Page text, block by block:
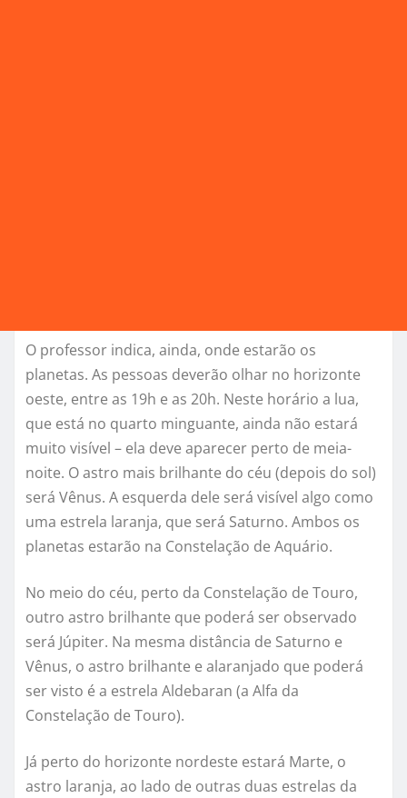
O professor indica, ainda, onde estarão os
planetas. As pessoas deverão olhar no horizonte
oeste, entre as 19h e as 20h. Neste horário a lua,
que está no quarto minguante, ainda não estará
muito visível – ela deve aparecer perto de meia-
noite. O astro mais brilhante do céu (depois do sol)
será Vênus. A esquerda dele será visível algo como
uma estrela laranja, que será Saturno. Ambos os
planetas estarão na Constelação de Aquário.
No meio do céu, perto da Constelação de Touro,
outro astro brilhante que poderá ser observado
será Júpiter. Na mesma distância de Saturno e
Vênus, o astro brilhante e alaranjado que poderá
ser visto é a estrela Aldebaran (a Alfa da
Constelação de Touro).
Já perto do horizonte nordeste estará Marte, o
astro laranja, ao lado de outras duas estrelas da